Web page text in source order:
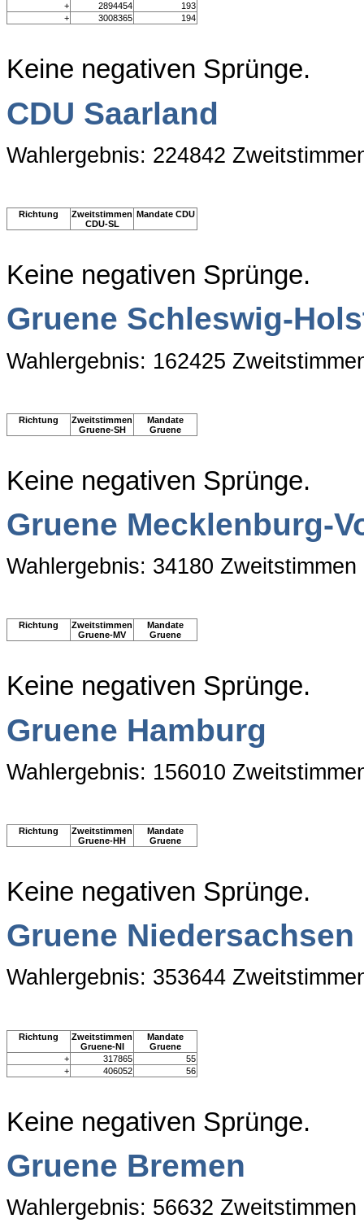
+
2894454
193
+
3008365 194
Keine negativen Sprünge.
CDU Saarland
Wahlergebnis: 224842
Richtung
Zweitstimmen
CDU-SL
Mandate CDU
Keine negativen Sprünge.
Gruene Schleswig-
Wahlergebnis: 162425
Richtung
Zweitstimmen
Gruene-SH
Mandate
Gruene
Keine negativen Sprünge.
Gruene Mecklenburg-
Wahlergebnis: 34180 Zweitstimmen
Richtung
Zweitstimmen
Gruene-MV
Mandate
Gruene
Keine negativen Sprünge.
Gruene Hamburg
Wahlergebnis: 156010
Richtung
Zweitstimmen
Gruene-HH
Mandate
Gruene
Keine negativen Sprünge.
Gruene Niedersachsen
Wahlergebnis: 353644
Richtung
Zweitstimmen
Gruene-NI
Mandate
Gruene
+
317865
55
+
406052 56
Keine negativen Sprünge.
Gruene Bremen
Wahlergebnis: 56632 Zweitstimmen